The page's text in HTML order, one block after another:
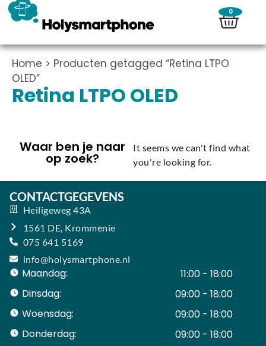
0
Home > Producten getagged “Retina LTPO
OLED”
Retina LTPO OLED
Waar ben je naar
op zoek?
It seems we can't find what
you're looking for.
CONTACTGEGEVENS
Heiligeweg 43A
1561 DE, Krommenie
075 641 5169
info@holysmartphone.nl
Maandag:
11:00 - 18:00
Dinsdag:
09:00 - 18:00
Woensdag:
09:00 - 18:00
Donderdag:
09:00 - 18:00